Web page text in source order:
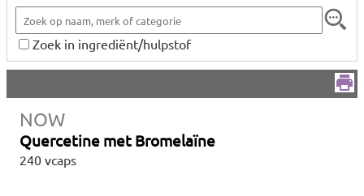
Zoek in ingrediënt/hulpstof
NOW
Quercetine met Bromelaïne
240 vcaps